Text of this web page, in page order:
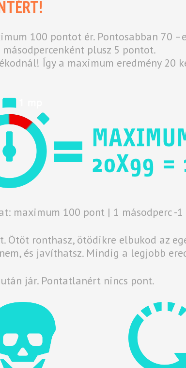
100 pontot ér. Pontosabban 70
plusz 5 pontot.
Így a maximum eredmény 20
maximum 100 pont | 1 másodperc -
ronthasz, ötödikre elbukod az
és javíthatsz. Mindig a legjobb
jár. Pontatlanért nincs pont.